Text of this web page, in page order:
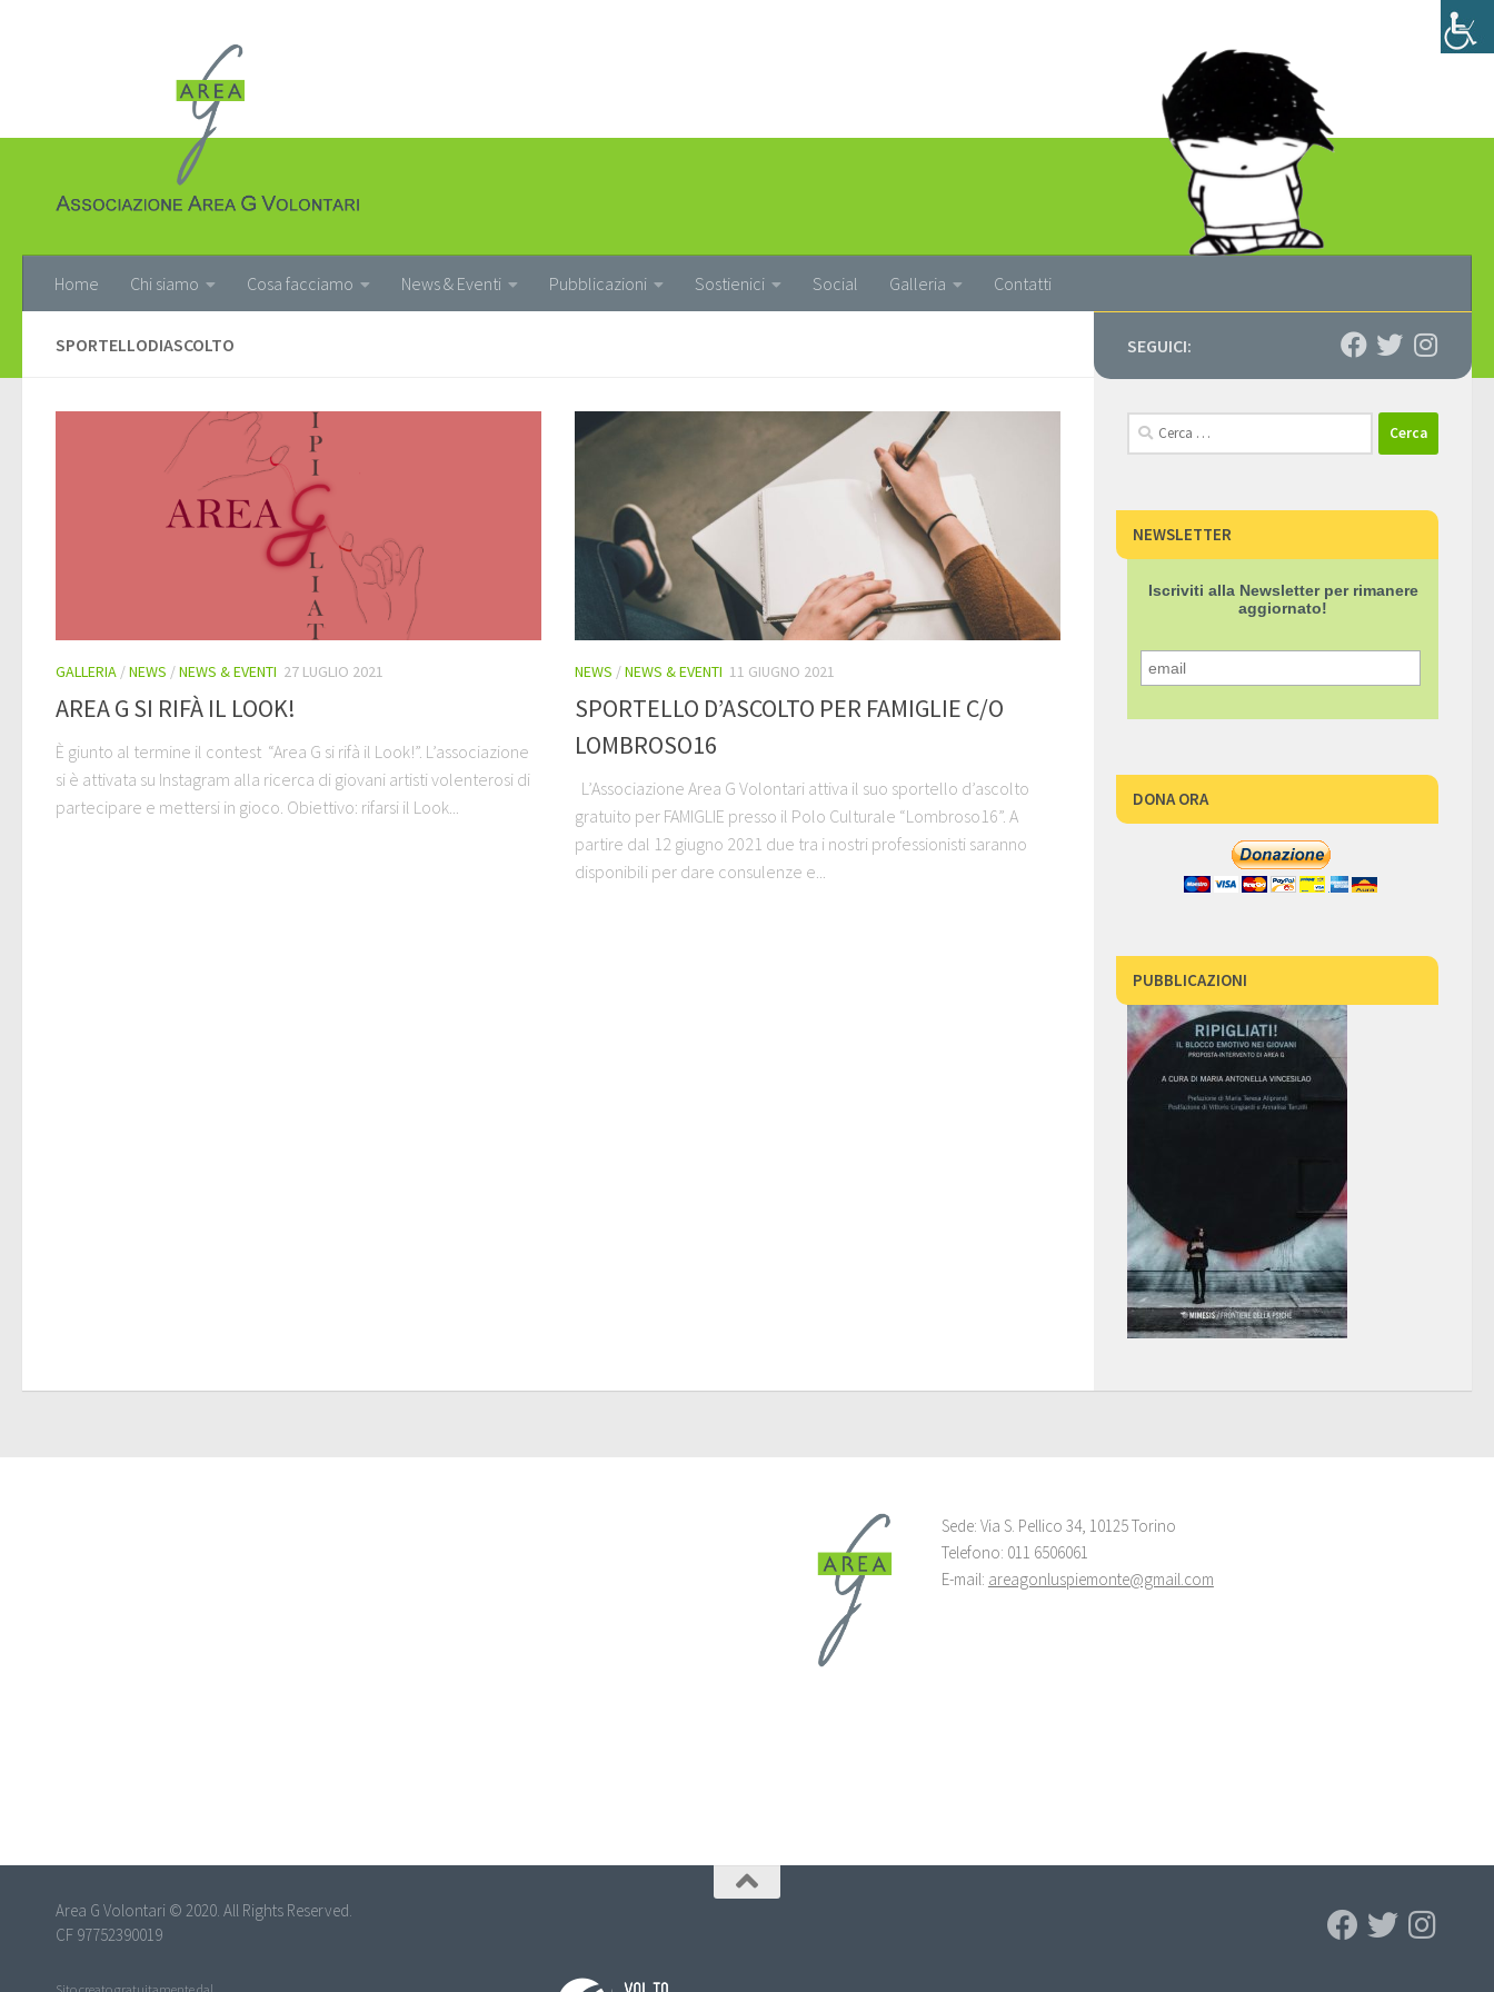
Home Chi siamo Cosa facciamo News & Eventi Pubblicazioni Sostienici Social Galleria Contatti
SPORTELLODIASCOLTO
GALLERIA /NEWS /NEWS & EVENTI 27 LUGLIO 2021
AREA G SI RIFÀ IL LOOK!
È giunto al termine il contest “Area G si rifà il Look!”. L’associazione
si è attivata su Instagram alla ricerca di giovani artisti volenterosi di
partecipare e mettersi in gioco. Obiettivo: rifarsi il Look...
NEWS /NEWS & EVENTI 11 GIUGNO 2021
SPORTELLO D’ASCOLTO PER FAMIGLIE C/O
LOMBROSO16
L’Associazione Area G Volontari attiva il suo sportello d’ascolto
gratuito per FAMIGLIE presso il Polo Culturale “Lombroso16”. A
partire dal 12 giugno 2021 due tra i nostri professionisti saranno
disponibili per dare consulenze e...
SEGUICI:
Ricerca
per:
NEWSLETTER
Iscriviti alla Newsletter per rimanere
aggiornato!
DONA ORA
PUBBLICAZIONI
Sede: Via S. Pellico 34, 10125 Torino
Telefono: 011 6506061
E-mail: areagonluspiemonte@gmail.com
Area G Volontari © 2020. All Rights Reserved.
CF 97752390019